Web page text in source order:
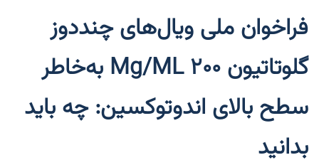
فراخوان ملی ویال‌های چنددوز
گلوتاتیون ۲۰۰ Mg/mL به‌خاطر
سطح بالای اندوتوکسین: چه باید
بدانید